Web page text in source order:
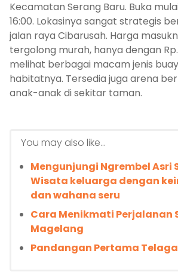
Kecamatan Serang Baru. Buka
16:00. Lokasinya sangat strategis
jalan raya Cibarusah. Harga
tergolong murah, hanya dengan
melihat berbagai macam jenis
habitatnya. Tersedia juga arena
anak-anak di sekitar taman.
You may also like...
Mengunjungi Ngrembel Asri
Wisata keluarga dengan
dan wahana seru
Cara Menikmati Perjalanan
Magelang
Pandangan Pertama